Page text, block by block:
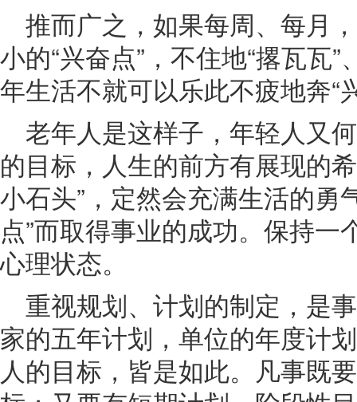
推而广之，如果每周、每月
小的“兴奋点”，不住地“撂瓦瓦
年生活不就可以乐此不疲地奔“
老年人是这样子，年轻人又
的目标，人生的前方有展现的
小石头”，定然会充满生活的勇
点”而取得事业的成功。保持
心理状态。
重视规划、计划的制定，是
家的五年计划，单位的年度计
人的目标，皆是如此。凡事既